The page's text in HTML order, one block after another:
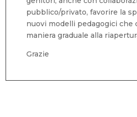
pubblico/privato, favorire la
nuovi modelli pedagogici che
maniera graduale alla
Grazie